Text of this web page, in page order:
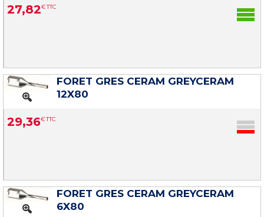
27,82€TTC
FORET GRES CERAM GREYCERAM
12X80
29,36€TTC
FORET GRES CERAM GREYCERAM
6X80